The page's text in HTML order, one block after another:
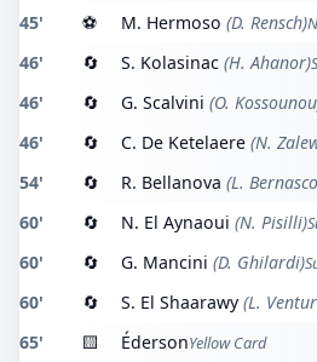
45' ⚽ M. Hermoso (D. Rensch)
46' 🔄 S. Kolasinac (H. Ahanor)
46' 🔄 G. Scalvini (O.
46' 🔄 C. De Ketelaere (N.
54' 🔄 R. Bellanova (L.
60' 🔄 N. El Aynaoui (N. Pisilli)
60' 🔄 G. Mancini (D. Ghilardi)
60' 🔄 S. El Shaarawy (L.
65' 🟨 ÉdersonYellow Card